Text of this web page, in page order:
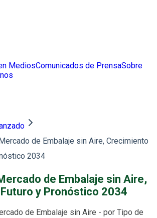
MediosComunicados de PrensaSobre
de Embalaje sin Aire, Crecimiento
2034
de Embalaje sin Aire,
y Pronóstico 2034
de Embalaje sin Aire - por Tipo de